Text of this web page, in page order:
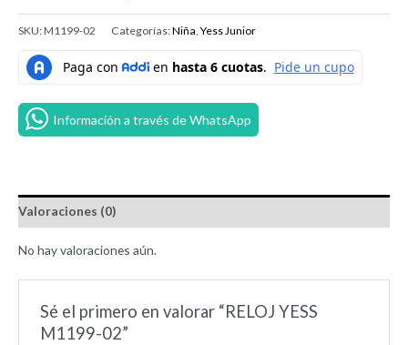
SKU:M1199-02 Categorías:Niña ,Yess Junior
Información a través de WhatsApp
Valoraciones (0)
No hay valoraciones aún.
Sé el primero en valorar “RELOJ YESS
M1199-02”